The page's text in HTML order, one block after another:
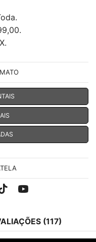
Tik-Youtube
(117)